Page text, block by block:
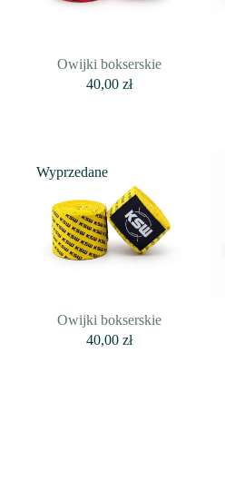
Owijki bokserskie
40,00zł
Wyprzedane
Owijki bokserskie
40,00zł